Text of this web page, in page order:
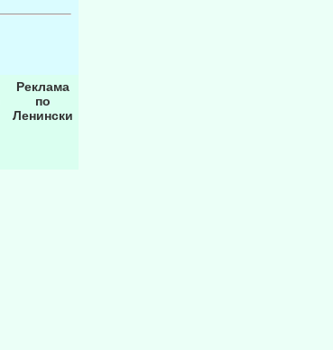
Реклама
по
Ленински